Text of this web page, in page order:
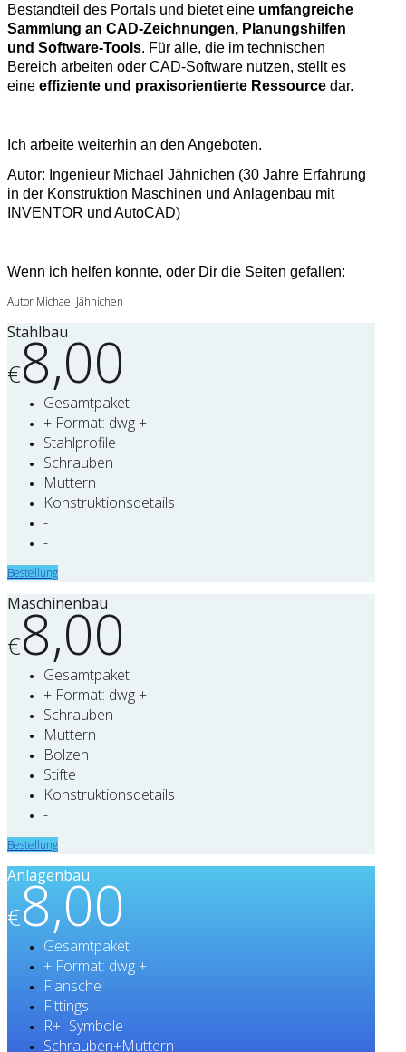
Bestandteil des Portals und bietet eine umfangreiche
Sammlung an CAD‑Zeichnungen, Planungshilfen
und Software‑Tools. Für alle, die im technischen
Bereich arbeiten oder CAD‑Software nutzen, stellt es
eine effiziente und praxisorientierte Ressource dar.
Ich arbeite weiterhin an den Angeboten.
Autor: Ingenieur Michael Jähnichen (30 Jahre Erfahrung
in der Konstruktion Maschinen und Anlagenbau mit
INVENTOR und AutoCAD)
Wenn ich helfen konnte, oder Dir die Seiten gefallen:
Autor Michael Jähnichen
Stahlbau
€8,00
Gesamtpaket
+ Format: dwg +
Stahlprofile
Schrauben
Muttern
Konstruktionsdetails
-
-
Bestellung
Maschinenbau
€8,00
Gesamtpaket
+ Format: dwg +
Schrauben
Muttern
Bolzen
Stifte
Konstruktionsdetails
-
Bestellung
Anlagenbau
€8,00
Gesamtpaket
+ Format: dwg +
Flansche
Fittings
R+I Symbole
Schrauben+Muttern